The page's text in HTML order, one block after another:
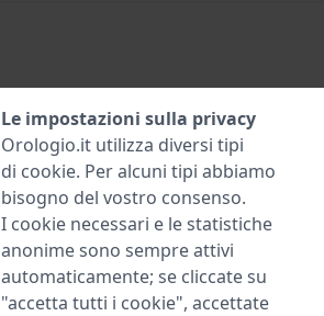
Aggiungi al carrello
Le impostazioni sulla privacy
Orologio.it utilizza diversi tipi
di cookie. Per alcuni tipi abbiamo
bisogno del vostro consenso.
I cookie necessari e le statistiche
anonime sono sempre attivi
automaticamente; se cliccate su
"accetta tutti i cookie", accettate